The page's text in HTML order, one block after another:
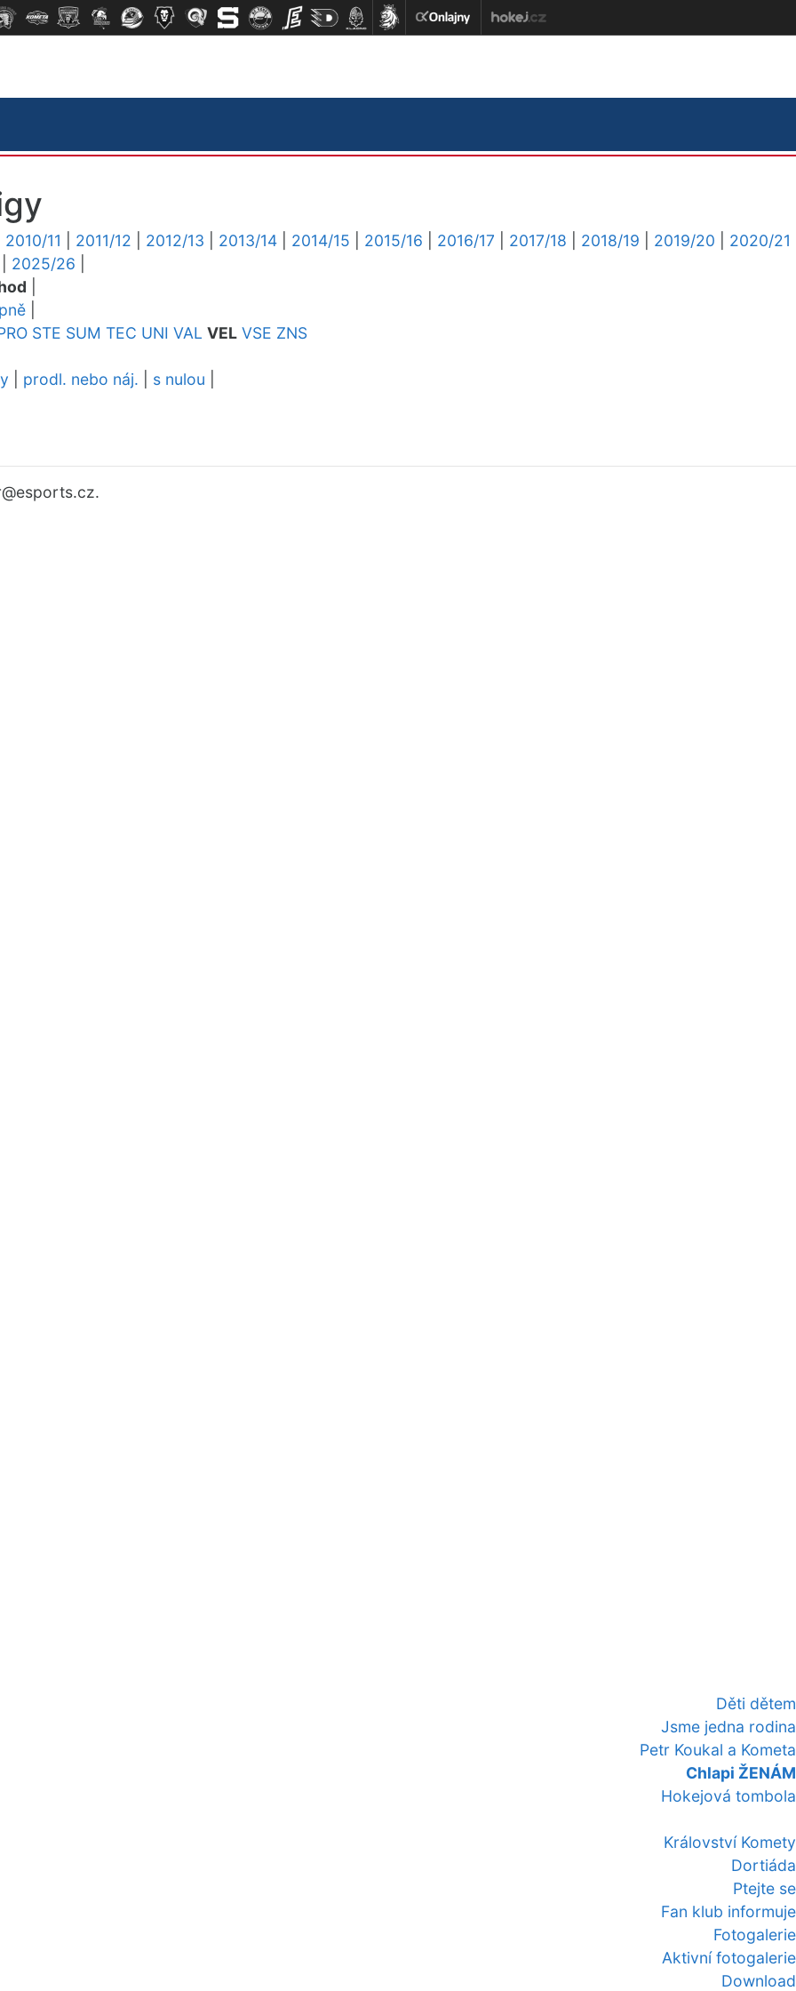
Děti dětem
Jsme jedna rodina
Petr Koukal a Kometa
Chlapi ŽENÁM
Hokejová tombola
Království Komety
Dortiáda
Ptejte se
Fan klub informuje
Fotogalerie
Aktivní fotogalerie
Download
2010/11 2011/12 2012/13 2013/14 2014/15 2015/16 2016/17 2017/18 2018/19 2019/20
2020/21
2025/26
STE SUM TEC UNI VAL VEL VSE ZNS
prodl. nebo náj. s nulou
@esports.cz.